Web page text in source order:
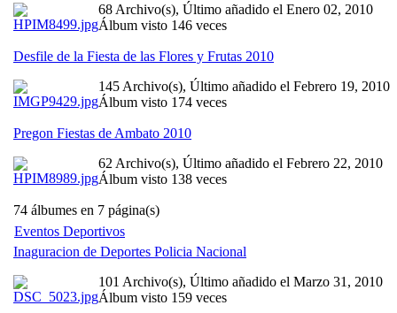
68 Archivo(s), Último añadido el Enero 02, 2010
Álbum visto 146 veces
Desfile de la Fiesta de las Flores y Frutas 2010
145 Archivo(s), Último añadido el Febrero 19, 2010
Álbum visto 174 veces
Pregon Fiestas de Ambato 2010
62 Archivo(s), Último añadido el Febrero 22, 2010
Álbum visto 138 veces
74 álbumes en 7 página(s)
Eventos Deportivos
Inaguracion de Deportes Policia Nacional
101 Archivo(s), Último añadido el Marzo 31, 2010
Álbum visto 159 veces